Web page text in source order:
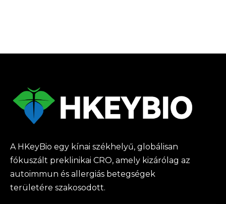
A HKeyBio egy kínai székhelyű, globálisan
fókuszált preklinikai CRO, amely kizárólag az
autoimmun és allergiás betegségek
területére szakosodott.